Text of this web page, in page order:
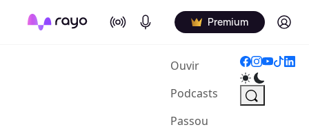
On Air Podcasts Premium Log in
Ouvir(current)
Podcasts
Passou